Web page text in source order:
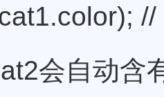
//
会自动含